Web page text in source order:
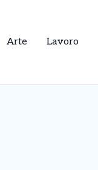
Arte Lavoro